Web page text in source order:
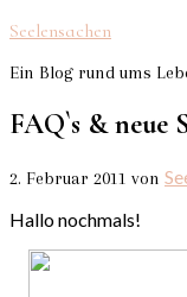
Seelensachen
Ein Blog rund ums
FAQ`s & neue
2. Februar 2011 von
Hallo nochmals!